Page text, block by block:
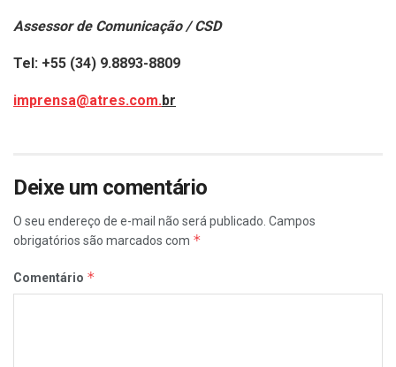
Assessor de Comunicação / CSD
Tel: +55 (34) 9.8893-8809
imprensa@atres.com.br
Deixe um comentário
O seu endereço de e-mail não será publicado. Campos
obrigatórios são marcados com *
Comentário *